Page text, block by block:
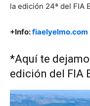
la edición 24ª del FIA
+Info:fiaelyelmo.com
*Aquí te
edición del FIA